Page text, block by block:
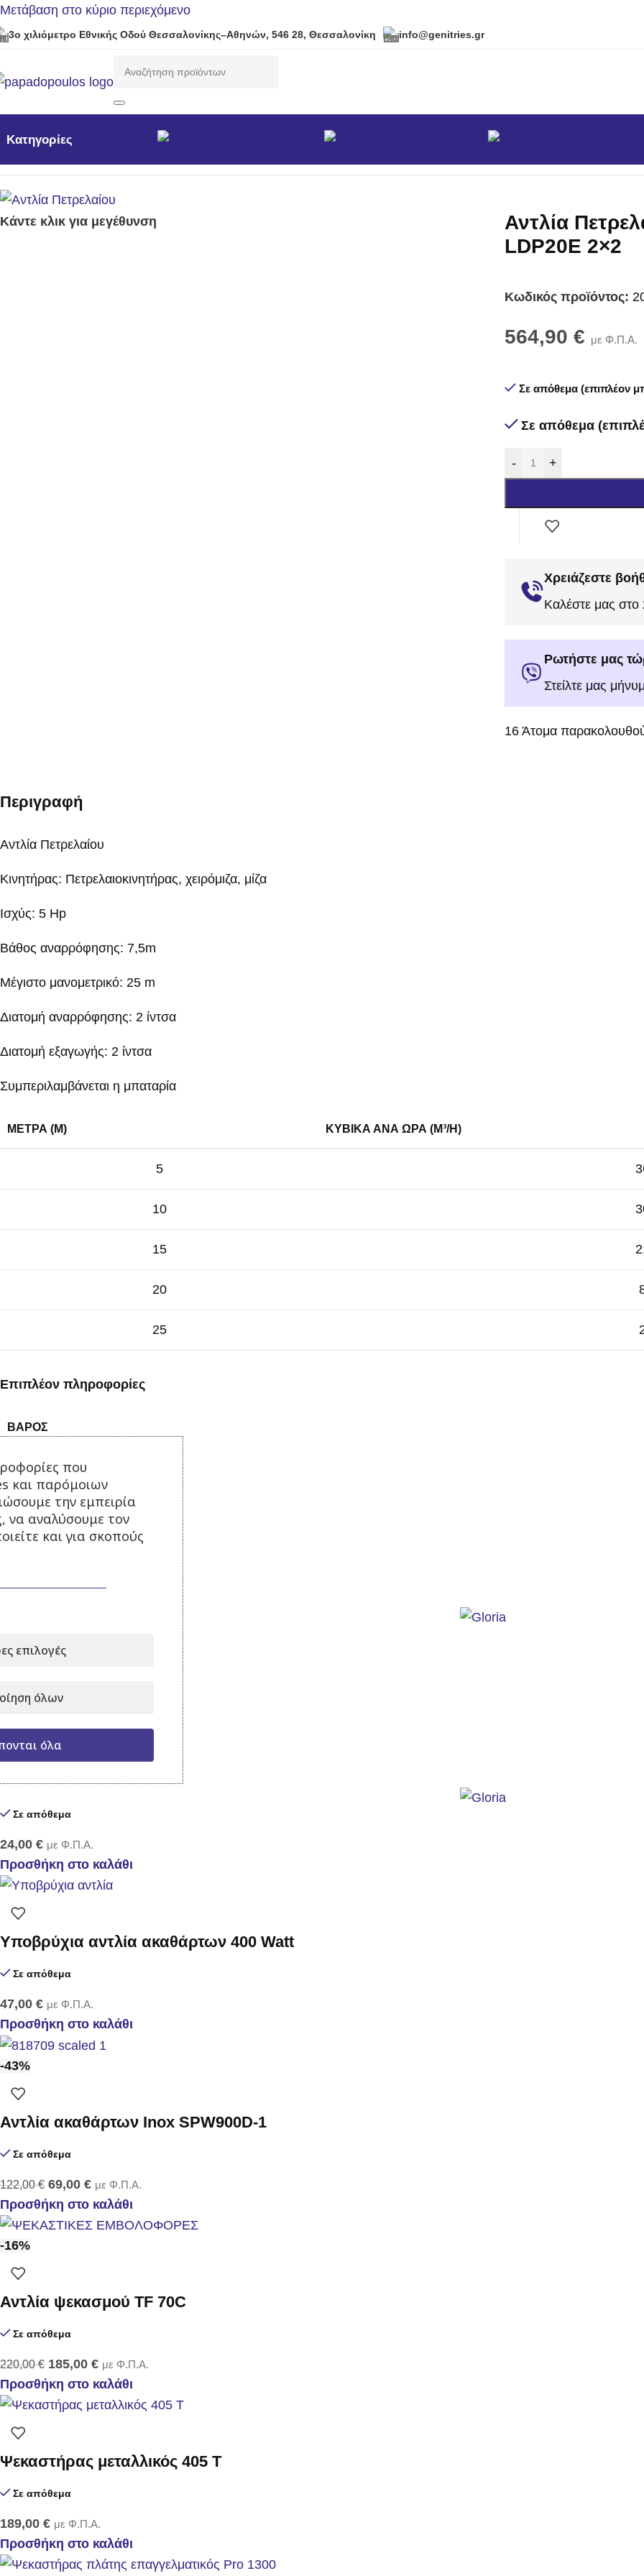
Μετάβαση στο κύριο περιεχόμενο
3ο χιλιόμετρο Εθνικής Οδού Θεσσαλονίκης–Αθηνών, 546 28, Θεσσαλονίκη info@genitries.gr
Κατηγορίες
Κάντε κλικ για μεγέθυνση
Αντλία
LDP20E 2×2
Κωδικός προϊόντος:
564,90 € με Φ.Π.Α.
Σε απόθεμα (επιπλέον
Σε απόθεμα
- +
Χρειάζεστε
Καλέστε μας
Ρωτήστε μας
Στείλτε μας
16 Άτομα
Περιγραφή
Αντλία Πετρελαίου
Κινητήρας: Πετρελαιοκινητήρας, χειρόμιζα, μίζα
Ισχύς: 5 Hp
Βάθος αναρρόφησης: 7,5m
Μέγιστο μανομετρικό: 25 m
Διατομή αναρρόφησης: 2 ίντσα
Διατομή εξαγωγής: 2 ίντσα
Συμπεριλαμβάνεται η μπαταρία
ΜΈΤΡΑ (M) ΚΥΒΙΚΆ ΑΝΑ ΏΡΑ (M³/H)
5
10
15
20
25
Επιπλέον πληροφορίες
ΒΆΡΟΣ
Σχετικά Προϊόντα
Ψεκαστήρας Prime 3
Σε απόθεμα
24,00 € με Φ.Π.Α.
Προσθήκη στο καλάθι
Υποβρύχια αντλία ακαθάρτων 400 Watt
Σε απόθεμα
47,00 € με Φ.Π.Α.
Προσθήκη στο καλάθι
-43%
Αντλία ακαθάρτων Inox SPW900D-1
Σε απόθεμα
122,00€ 69,00 € με Φ.Π.Α.
Προσθήκη στο καλάθι
-16%
Αντλία ψεκασμού TF 70C
Σε απόθεμα
220,00€ 185,00 € με Φ.Π.Α.
Προσθήκη στο καλάθι
Ψεκαστήρας μεταλλικός 405 Τ
Σε απόθεμα
189,00 € με Φ.Π.Α.
Προσθήκη στο καλάθι
που
και παρόμοιων
την εμπειρία
να αναλύσουμε τον
και για σκοπούς
επιλογές
όλων
όλα